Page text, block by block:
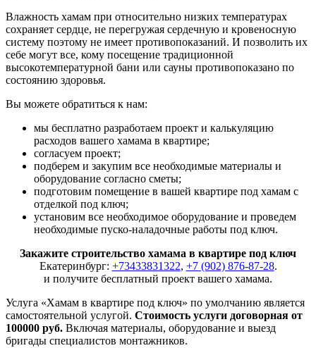
Влажность хамам при относительно низких температурах
сохраняет сердце, не перегружая сердечную и кровеносную
систему поэтому не имеет противопоказаний. И позволить их
себе могут все, кому посещение традиционной
высокотемпературной бани или сауны противопоказано по
состоянию здоровья.
Вы можете обратиться к нам:
мы бесплатно разработаем проект и калькуляцию
расходов вашего хамама в квартире;
согласуем проект;
подберем и закупим все необходимые материалы и
оборудование согласно сметы;
подготовим помещение в вашей квартире под хамам с
отделкой под ключ;
установим все необходимое оборудование и проведем
необходимые пуско-наладочные работы под ключ.
Закажите строительство хамама в квартире под ключ
Екатеринбург: +73433831322, +7 (902) 876-87-28.
и получите бесплатный проект вашего хамама.
Услуга «Хамам в квартире под ключ» по умолчанию является
самостоятельной услугой. Стоимость услуги договорная от
100000 руб. Включая материалы, оборудование и выезд
бригады специалистов монтажников.